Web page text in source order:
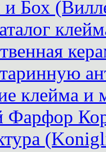
и Бох
клейма и